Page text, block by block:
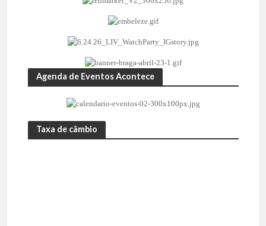
Agenda de Eventos Acontece
Taxa de câmbio